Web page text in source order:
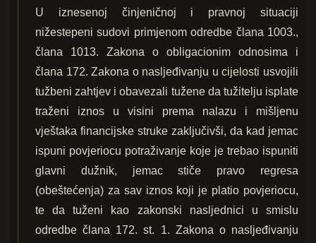
U iznesenoj činjeničnoj i pravnoj situaciji
nižestepeni sudovi primjenom odredbe člana 1003.,
člana 1013. Zakona o obligacionim odnosima i
člana 172. Zakona o nasljeđivanju u cijelosti usvojili
tužbeni zahtjev i obavezali tužene da tužitelju isplate
traženi iznos u visini prema nalazu i mišljenu
vještaka financijske struke zaključivši, da kad jemac
ispuni povjeriocu potraživanje koje je trebao ispuniti
glavni dužnik, jemac stiče pravo regresa
(obeštećenja) za sav iznos koji je platio povjeriocu,
te da tuženi kao zakonski nasljednici u smislu
odredbe člana 172. st. 1. Zakona o nasljeđivanju